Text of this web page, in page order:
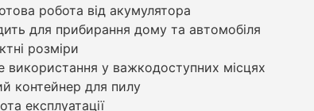
робота від акумулятора
для прибирання дому та автомобіля
розміри
використання у важкодоступних місцях
контейнер для пилу
експлуатації